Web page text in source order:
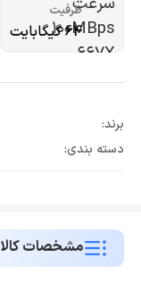
ظرفیت
64 گیگابایت
برند:
دسته بندی:
مشخصات کالا